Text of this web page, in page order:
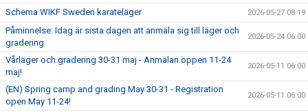
Schema WIKF Sweden karateläger 2026-05-27 08:19
Påminnelse: Idag är sista dagen att anmäla sig till läger och
gradering
2026-05-24 06:00
Vårläger och gradering 30-31 maj - Anmälan öppen 11-24
maj!
2026-05-11 06:00
(EN) Spring camp and grading May 30-31 - Registration
open May 11-24!
2026-05-11 06:00